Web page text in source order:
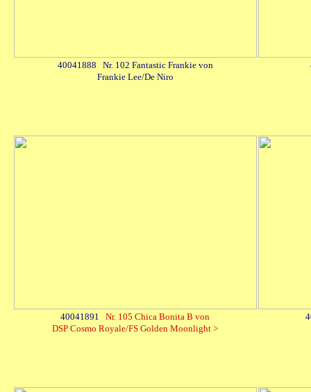
40041888 Nr. 102 Fantastic Frankie von
Frankie Lee/De Niro
40041891Nr. 105 Chica Bonita B von
DSP Cosmo Royale/FS Golden Moonlight >